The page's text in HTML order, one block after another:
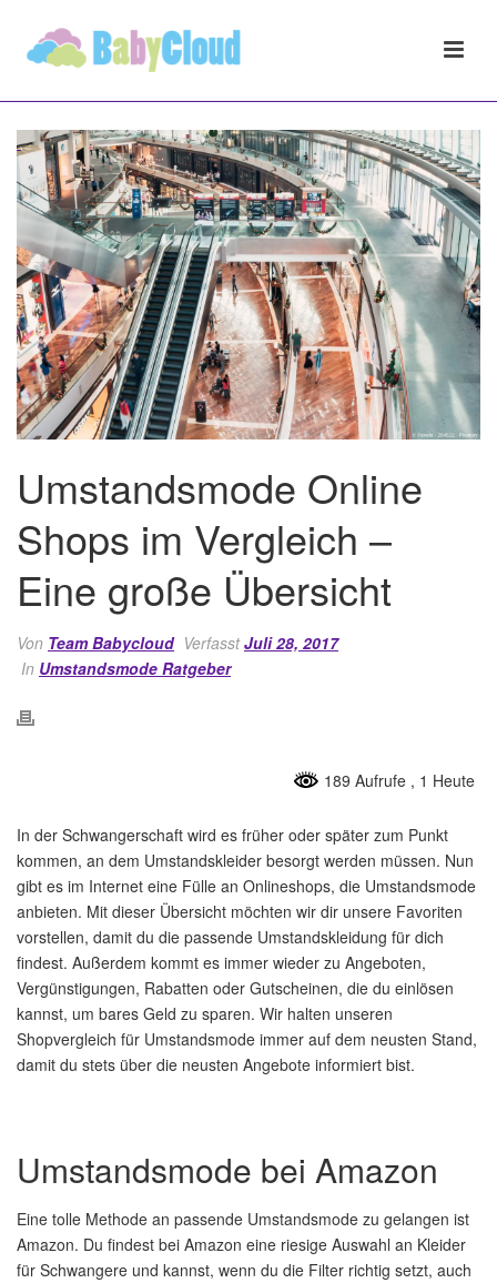
Umstandsmode Online
Shops im Vergleich –
Eine große Übersicht
Von Team Babycloud VerfasstJuli 28, 2017
In Umstandsmode Ratgeber
189 Aufrufe , 1 Heute
In der Schwangerschaft wird es früher oder später zum Punkt
kommen, an dem Umstandskleider besorgt werden müssen. Nun
gibt es im Internet eine Fülle an Onlineshops, die Umstandsmode
anbieten. Mit dieser Übersicht möchten wir dir unsere Favoriten
vorstellen, damit du die passende Umstandskleidung für dich
findest. Außerdem kommt es immer wieder zu Angeboten,
Vergünstigungen, Rabatten oder Gutscheinen, die du einlösen
kannst, um bares Geld zu sparen. Wir halten unseren
Shopvergleich für Umstandsmode immer auf dem neusten Stand,
damit du stets über die neusten Angebote informiert bist.
Umstandsmode bei Amazon
Eine tolle Methode an passende Umstandsmode zu gelangen ist
Amazon. Du findest bei Amazon eine riesige Auswahl an Kleider
für Schwangere und kannst, wenn du die Filter richtig setzt, auch